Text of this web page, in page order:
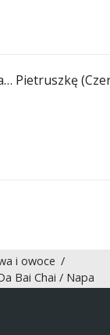
Pietruszkę
i owoce /
Bai Chai / Napa